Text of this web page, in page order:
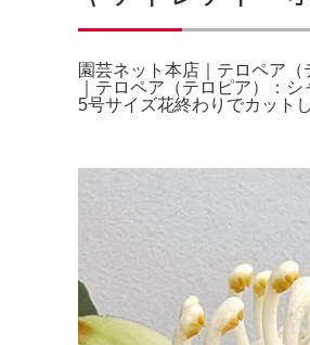
園芸ネット本店｜テロペア
｜テロペア（テロピア）：
5号サイズ花終わりでカット